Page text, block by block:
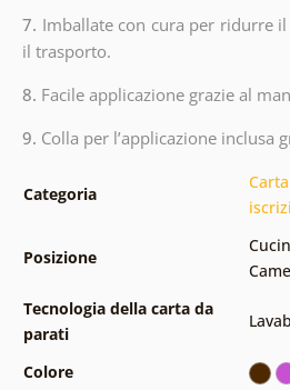
7. Imballate con cura per ridurre
il trasporto.
8. Facile applicazione grazie al
9. Colla per l’applicazione inclusa
Categoria
Posizione
Tecnologia della carta da
parati
Colore